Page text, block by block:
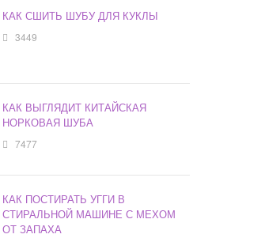
КАК СШИТЬ ШУБУ ДЛЯ КУКЛЫ
3449
КАК ВЫГЛЯДИТ КИТАЙСКАЯ
НОРКОВАЯ ШУБА
7477
КАК ПОСТИРАТЬ УГГИ В
СТИРАЛЬНОЙ МАШИНЕ С МЕХОМ
ОТ ЗАПАХА